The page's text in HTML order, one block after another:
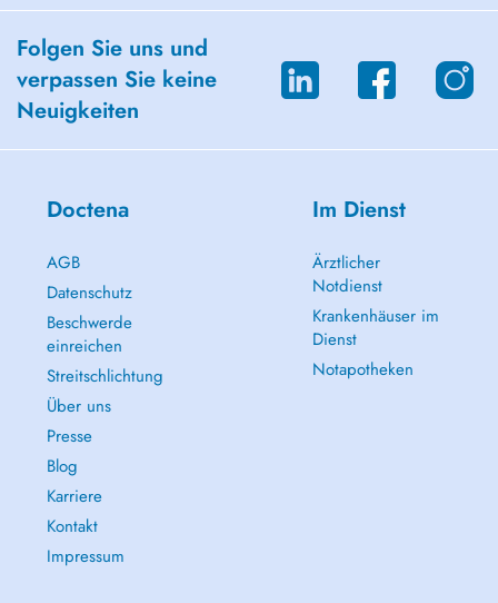
Folgen Sie uns und
verpassen Sie keine
Neuigkeiten
Doctena
AGB
Datenschutz
Beschwerde
einreichen
Streitschlichtung
Über uns
Presse
Blog
Karriere
Kontakt
Impressum
Im Dienst
Ärztlicher
Notdienst
Krankenhäuser im
Dienst
Notapotheken